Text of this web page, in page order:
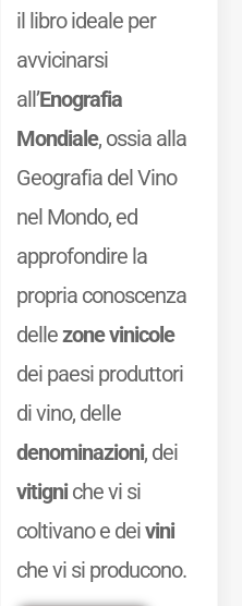
il libro ideale per
avvicinarsi
all’Enografia
Mondiale, ossia alla
Geografia del Vino
nel Mondo, ed
approfondire la
propria conoscenza
dellezone vinicole
dei paesi produttori
di vino, delle
denominazioni, dei
vitigniche vi si
coltivano e deivini
che vi si producono.